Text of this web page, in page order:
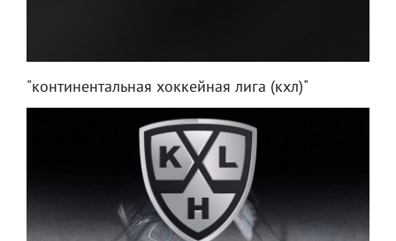
"континентальная хоккейная лига (кхл)"